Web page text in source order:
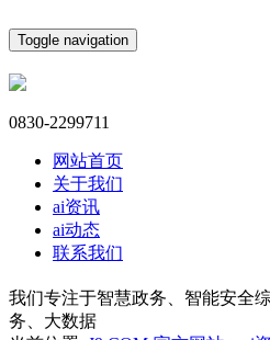
Toggle navigation
0830-2299711
网站首页
关于我们
ai资讯
ai动态
联系我们
我们专注于智慧政务、智能安全
务、大数据